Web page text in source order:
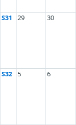
S31 29 30
S32 5 6